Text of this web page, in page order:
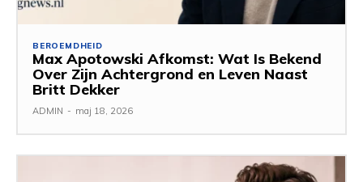
BEROEMDHEID
Max Apotowski Afkomst: Wat Is Bekend
Over Zijn Achtergrond en Leven Naast
Britt Dekker
ADMIN - maj 18, 2026